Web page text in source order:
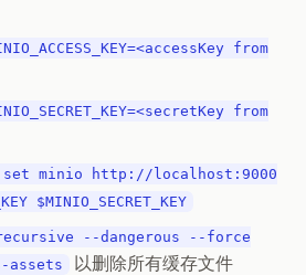
from
from
set minio http://localhost:9000
$MINIO_SECRET_KEY
--dangerous --force
assets
以删除所有缓存文件